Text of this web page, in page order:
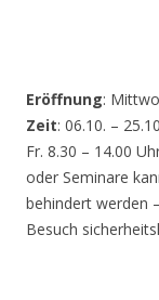
Eröffnung:
Zeit: 06.10. –
Fr. 8.30 – 14.00
oder Seminare
behindert werden
Besuch